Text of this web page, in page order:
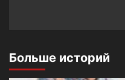
Больше историй